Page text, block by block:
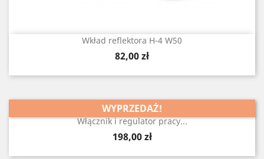
Wkład reflektora H-4 W50
Cena
82,00 zł
WYPRZEDAŻ!
Włącznik i regulator pracy...
Cena
198,00 zł